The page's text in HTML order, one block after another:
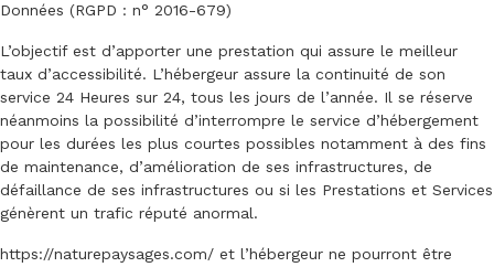
Données (RGPD : n° 2016-679)
L’objectif est d’apporter une prestation qui assure le meilleur
taux d’accessibilité. L’hébergeur assure la continuité de son
service 24 Heures sur 24, tous les jours de l’année. Il se réserve
néanmoins la possibilité d’interrompre le service d’hébergement
pour les durées les plus courtes possibles notamment à des fins
de maintenance, d’amélioration de ses infrastructures, de
défaillance de ses infrastructures ou si les Prestations et Services
génèrent un trafic réputé anormal.
https://naturepaysages.com/ et l’hébergeur ne pourront être